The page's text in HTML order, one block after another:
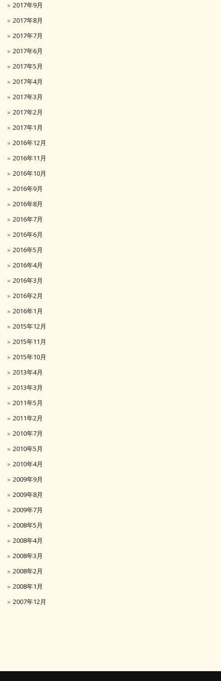
2017年9月
2017年8月
2017年7月
2017年6月
2017年5月
2017年4月
2017年3月
2017年2月
2017年1月
2016年12月
2016年11月
2016年10月
2016年9月
2016年8月
2016年7月
2016年6月
2016年5月
2016年4月
2016年3月
2016年2月
2016年1月
2015年12月
2015年11月
2015年10月
2013年4月
2013年3月
2011年5月
2011年2月
2010年7月
2010年5月
2010年4月
2009年9月
2009年8月
2009年7月
2008年5月
2008年4月
2008年3月
2008年2月
2008年1月
2007年12月